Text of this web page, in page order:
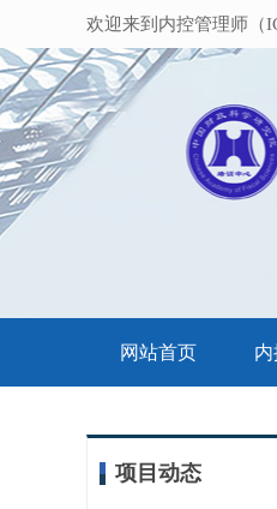
欢迎来到内控管理师（
网站首页
项目动态